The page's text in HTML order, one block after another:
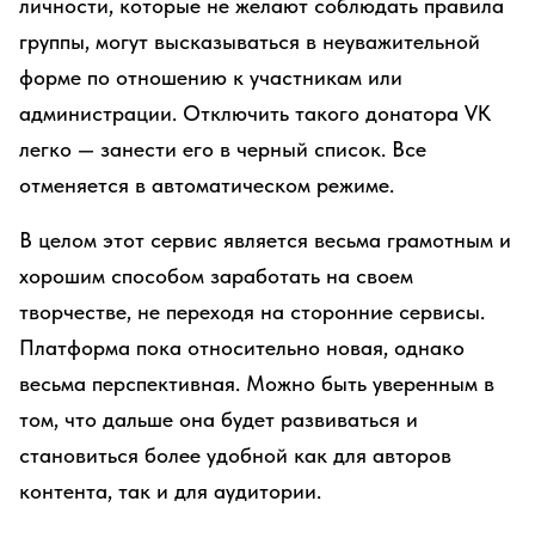
личности, которые не желают соблюдать правила
группы, могут высказываться в неуважительной
форме по отношению к участникам или
администрации. Отключить такого донатора VK
легко — занести его в черный список. Все
отменяется в автоматическом режиме.
В целом этот сервис является весьма грамотным и
хорошим способом заработать на своем
творчестве, не переходя на сторонние сервисы.
Платформа пока относительно новая, однако
весьма перспективная. Можно быть уверенным в
том, что дальше она будет развиваться и
становиться более удобной как для авторов
контента, так и для аудитории.